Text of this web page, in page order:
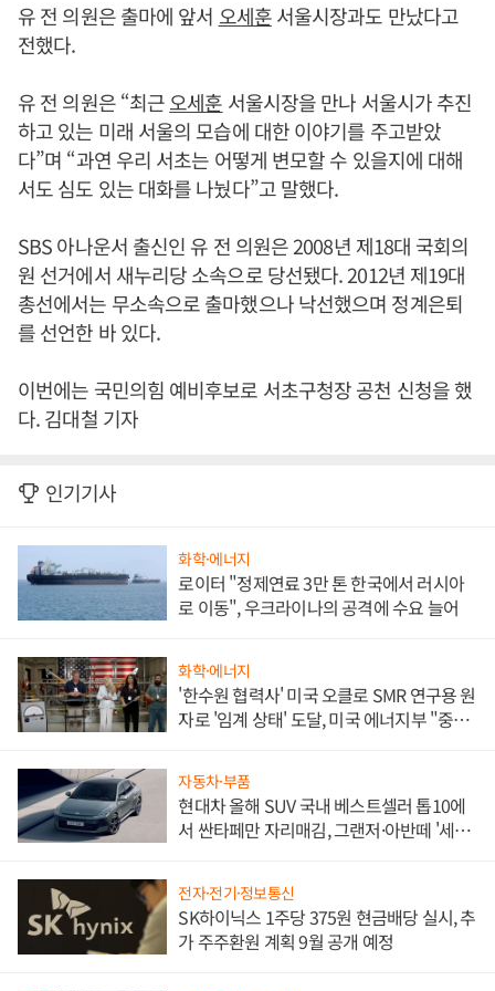
유 전 의원은 출마에 앞서 오세훈서울시장과도 만났다고
전했다.
유 전 의원은 “최근오세훈 서울시장을 만나 서울시가 추진
하고 있는 미래 서울의 모습에 대한 이야기를 주고받았
다”며 “과연 우리 서초는 어떻게 변모할 수 있을지에 대해
서도 심도 있는 대화를 나눴다”고 말했다.
SBS 아나운서 출신인 유 전 의원은 2008년 제18대 국회의
원 선거에서 새누리당 소속으로 당선됐다. 2012년 제19대
총선에서는 무소속으로 출마했으나 낙선했으며 정계은퇴
를 선언한 바 있다.
이번에는 국민의힘 예비후보로 서초구청장 공천 신청을 했
다. 김대철 기자
인기기사
화학·에너지
로이터 "정제연료 3만 톤 한국에서 러시아
로 이동", 우크라이나의 공격에 수요 늘어
화학·에너지
'한수원 협력사' 미국 오클로 SMR 연구용 원
자로 '임계 상태' 도달, 미국 에너지부 "중요
자동차·부품
현대차 올해 SUV 국내 베스트셀러 톱10에
서 싼타페만 자리매김, 그랜저·아반떼 '세단
전자·전기·정보통신
SK하이닉스 1주당 375원 현금배당 실시, 추
가 주주환원 계획 9월 공개 예정